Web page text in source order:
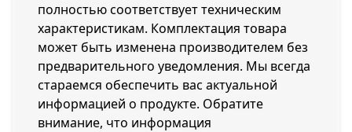
полностью соответствует техническим
характеристикам. Комплектация товара
может быть изменена производителем без
предварительного уведомления. Мы всегда
стараемся обеспечить вас актуальной
информацией о продукте. Обратите
внимание, что информация